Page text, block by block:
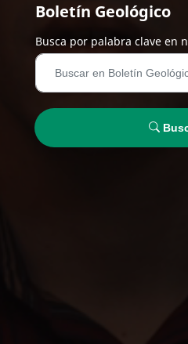
Boletín Geológico
Busca por palabra clave en